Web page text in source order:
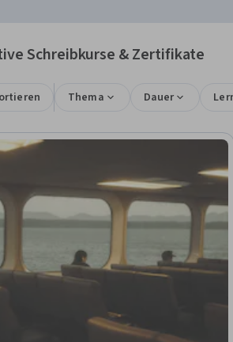
Schreibkurse & Zertifikate
Thema Dauer